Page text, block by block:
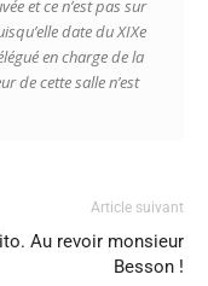
et ce n’est pas sur
date du XIXe
en charge de la
de cette salle n’est
Article suivant
Au revoir monsieur
Besson !